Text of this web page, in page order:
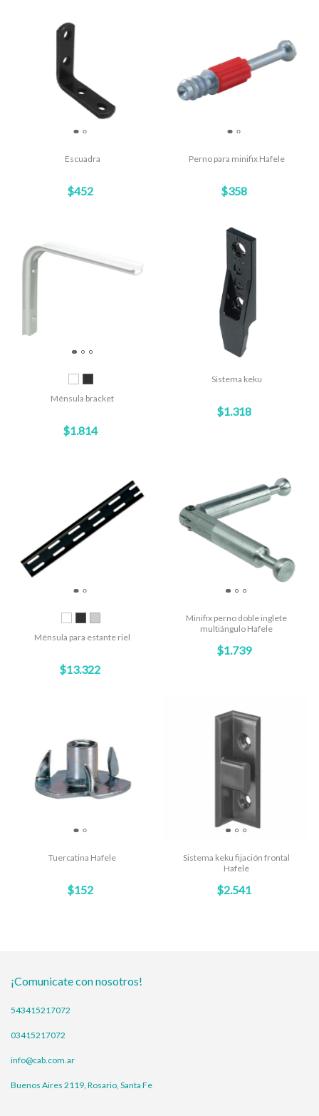
Escuadra
$452
Perno para minifix Hafele
$358
Ménsula bracket
$1.814
Sistema keku
$1.318
Ménsula para estante riel
$13.322
Minifix perno doble inglete
multiángulo Hafele
$1.739
Tuercatina Hafele
$152
Sistema keku fijación frontal
Hafele
$2.541
¡Comunicate con nosotros!
543415217072
03415217072
info@cab.com.ar
Buenos Aires 2119, Rosario, Santa Fe